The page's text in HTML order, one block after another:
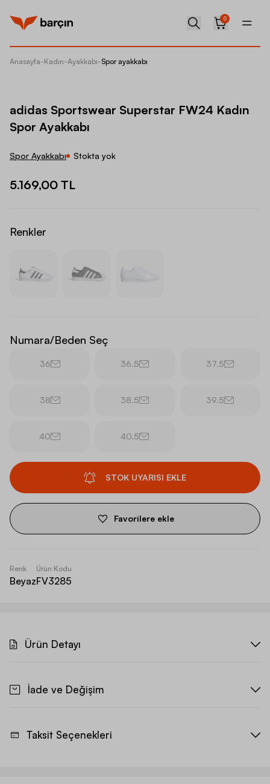
0
Anasayfa-Kadın-Ayakkabı-Spor ayakkabı
adidas Sportswear Superstar FW24 Kadın
Spor Ayakkabı
Spor Ayakkabı Stokta yok
5.169,00 TL
Renkler
Numara/Beden Seç
36 36.5 37.5
38 38.5 39.5
40 40.5
STOK UYARISI EKLE
Favorilere ekle
Renk
Beyaz
Ürün Kodu
FV3285
Ürün Detayı
İade ve Değişim
Taksit Seçenekleri